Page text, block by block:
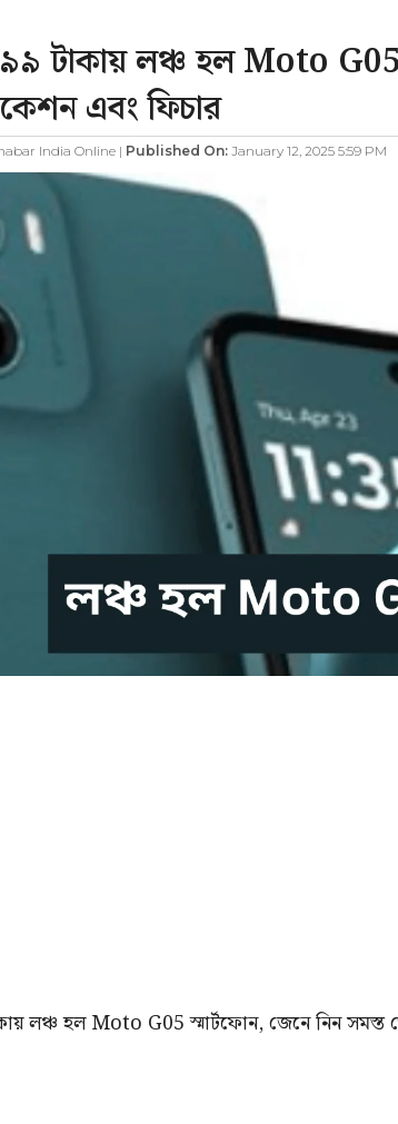
টাকায় লঞ্চ হল Moto
এবং ফিচার
India Online | Published On: January 12, 2025 5:59 PM
লঞ্চ হল Moto G05 স্মার্টফোন, জেনে নিন সমস্ত